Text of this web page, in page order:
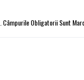
Câmpurile Obligatorii Sunt